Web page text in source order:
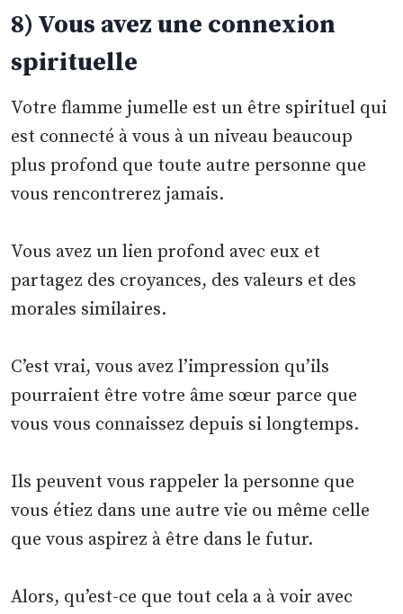
8) Vous avez une connexion
spirituelle
Votre flamme jumelle est un être spirituel qui
est connecté à vous à un niveau beaucoup
plus profond que toute autre personne que
vous rencontrerez jamais.
Vous avez un lien profond avec eux et
partagez des croyances, des valeurs et des
morales similaires.
C’est vrai, vous avez l’impression qu’ils
pourraient être votre âme sœur parce que
vous vous connaissez depuis si longtemps.
Ils peuvent vous rappeler la personne que
vous étiez dans une autre vie ou même celle
que vous aspirez à être dans le futur.
Alors, qu’est-ce que tout cela a à voir avec